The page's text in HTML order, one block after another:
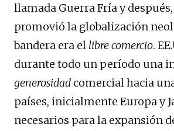
llamada Guerra Fría y
promovió la globalización
bandera era el libre comercio.
durante todo un período una
generosidad comercial hacia
países, inicialmente Europa y
necesarios para la expansión